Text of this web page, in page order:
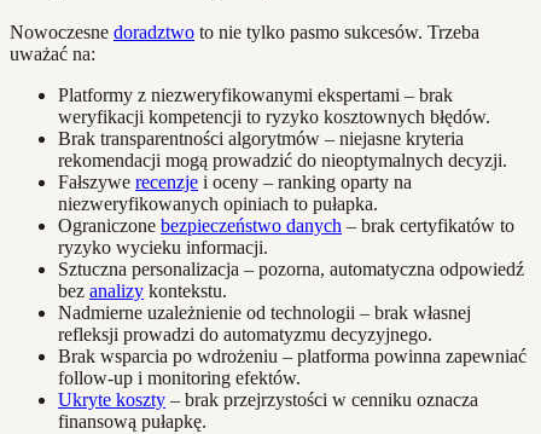
Nowoczesne doradztwo to nie tylko pasmo sukcesów. Trzeba
uważać na:
Platformy z niezweryfikowanymi ekspertami – brak
weryfikacji kompetencji to ryzyko kosztownych błędów.
Brak transparentności algorytmów – niejasne kryteria
rekomendacji mogą prowadzić do nieoptymalnych decyzji.
Fałszywe recenzje i oceny – ranking oparty na
niezweryfikowanych opiniach to pułapka.
Ograniczone bezpieczeństwo danych – brak certyfikatów to
ryzyko wycieku informacji.
Sztuczna personalizacja – pozorna, automatyczna odpowiedź
bez analizy kontekstu.
Nadmierne uzależnienie od technologii – brak własnej
refleksji prowadzi do automatyzmu decyzyjnego.
Brak wsparcia po wdrożeniu – platforma powinna zapewniać
follow-up i monitoring efektów.
Ukryte koszty – brak przejrzystości w cenniku oznacza
finansową pułapkę.